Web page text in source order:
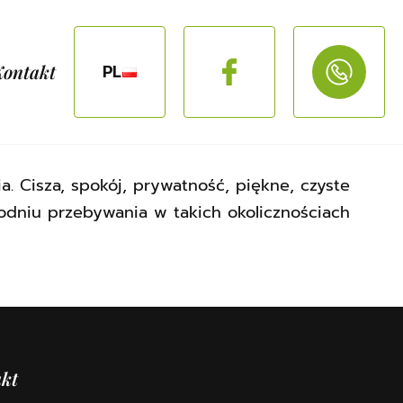
PL
Cisza, spokój, prywatność, piękne, czyste
przebywania w takich okolicznościach